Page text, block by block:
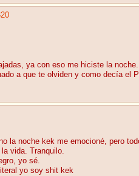
ya con eso me hiciste la
a que te olviden y como decía el
la noche kek me emocioné, pero
vida. Tranquilo.
yo sé.
yo soy shit kek